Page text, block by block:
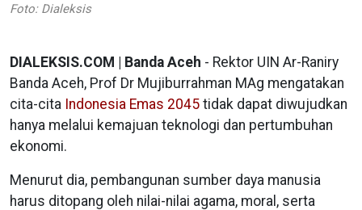
Foto: Dialeksis
DIALEKSIS.COM | Banda Aceh - Rektor UIN Ar-Raniry
Banda Aceh, Prof Dr Mujiburrahman MAg mengatakan
cita-cita Indonesia Emas 2045 tidak dapat diwujudkan
hanya melalui kemajuan teknologi dan pertumbuhan
ekonomi.
Menurut dia, pembangunan sumber daya manusia
harus ditopang oleh nilai-nilai agama, moral, serta